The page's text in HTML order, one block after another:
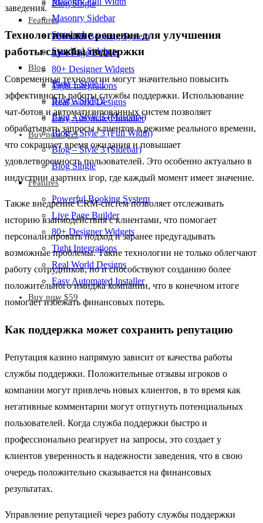
Blog Single
Features
Powerful Booking System
Live Page Builder
80+ Designer Widgets
Tight Integrations
Real World Designs
Easy Automated Installer
Buy now $59
Masonry Sidebar
Standard
Standard Sidebar
Blog
Blog – Style 1
Blog – Style 2
Blog – Style 3 (Masonry)
Blog – Style 3 (Full Width)
Blog – Style 3 (Sidebar)
Blog Single
Features
Powerful Booking System
Live Page Builder
80+ Designer Widgets
Tight Integrations
Real World Designs
Easy Automated Installer
Buy now $59
заведения.
Технологические решения для улучшения
работы службы поддержки
Современные технологии могут значительно повысить
эффективность работы службы поддержки. Использование
чат-ботов и автоматизированных систем позволяет
обрабатывать запросы клиентов в режиме реального времени,
что сокращает время ожидания и повышает
удовлетворенность пользователей. Это особенно актуально в
индустрии азартних ігор, где каждый момент имеет значение.
Также внедрение CRM-систем позволяет отслеживать
историю взаимодействия с клиентами, что помогает
персонализировать подход и заранее предугадывать
возможные проблемы. Такие технологии не только облегчают
работу сотрудников, но и способствуют созданию более
положительного имиджа компании, что в конечном итоге
помогает избежать финансовых потерь.
Как поддержка может сохранить репутацию
Репутация казино напрямую зависит от качества работы
службы поддержки. Положительные отзывы игроков о
компании могут привлечь новых клиентов, в то время как
негативные комментарии могут отпугнуть потенциальных
пользователей. Когда служба поддержки быстро и
профессионально реагирует на запросы, это создает у
клиентов уверенность в надежности заведения, что в свою
очередь положительно сказывается на финансовых
результатах.
Управление репутацией через работу службы поддержки